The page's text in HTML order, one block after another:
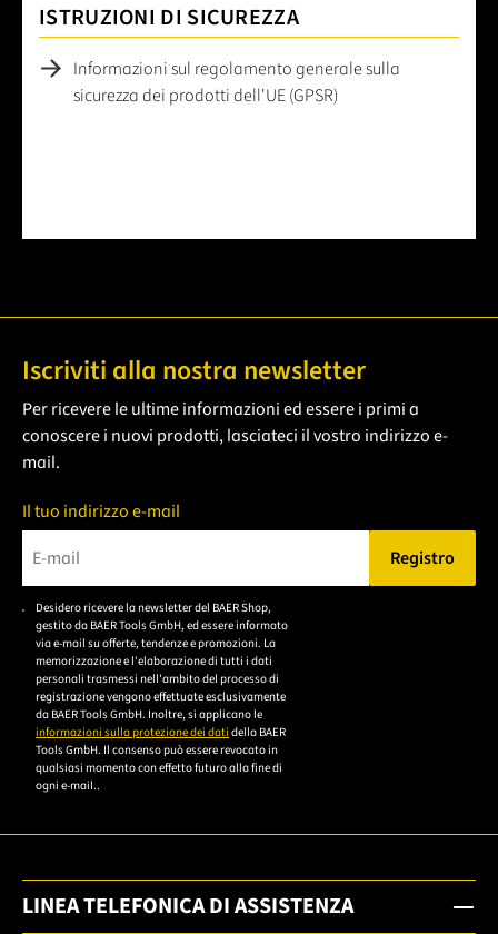
ISTRUZIONI DI SICUREZZA
Informazioni sul regolamento generale sulla
sicurezza dei prodotti dell'UE (GPSR)
Iscriviti alla nostra newsletter
Per ricevere le ultime informazioni ed essere i primi a
conoscere i nuovi prodotti, lasciateci il vostro indirizzo e-
mail.
Il tuo indirizzo e-mail
Bitte geben Sie eine gültige E-Mail-Adresse ein.
Registro
Desidero ricevere la newsletter del BAER Shop,
gestito da BAER Tools GmbH, ed essere informato
via e-mail su offerte, tendenze e promozioni. La
memorizzazione e l'elaborazione di tutti i dati
personali trasmessi nell'ambito del processo di
registrazione vengono effettuate esclusivamente
da BAER Tools GmbH. Inoltre, si applicano le
informazioni sulla protezione dei dati della BAER
Tools GmbH. Il consenso può essere revocato in
qualsiasi momento con effetto futuro alla fine di
ogni e-mail..
LINEA TELEFONICA DI ASSISTENZA